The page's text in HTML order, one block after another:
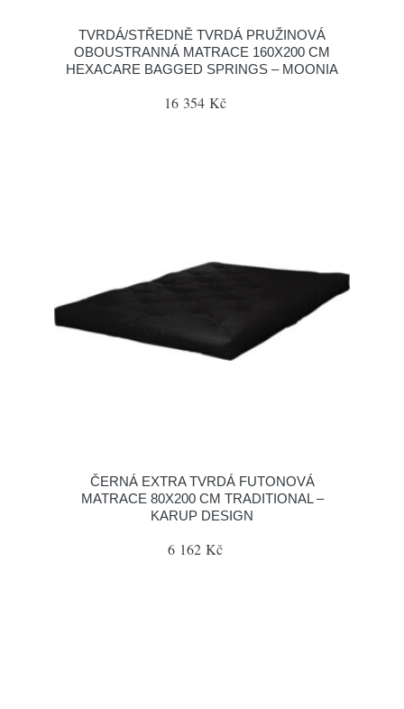
TVRDÁ/STŘEDNĚ TVRDÁ PRUŽINOVÁ
OBOUSTRANNÁ MATRACE 160X200 CM
HEXACARE BAGGED SPRINGS – MOONIA
16 354 Kč
ČERNÁ EXTRA TVRDÁ FUTONOVÁ
MATRACE 80X200 CM TRADITIONAL –
KARUP DESIGN
6 162 Kč